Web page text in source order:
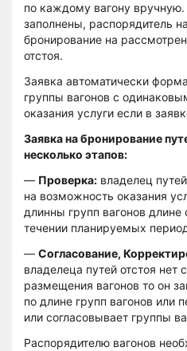
по каждому вагону
заполнены, распорядитель
бронирование на
отстоя.
Заявка автоматически
группы вагонов с
оказания услуги если в
Заявка на бронирование
несколько этапов:
— Проверка: владелец
на возможность оказания
длинны групп вагонов длине
течении планируемых
— Согласование,
владелеца путей отстоя нет
размещения вагонов то он
по длине групп вагонов или
или согласовывает группы
Распорядителю вагонов